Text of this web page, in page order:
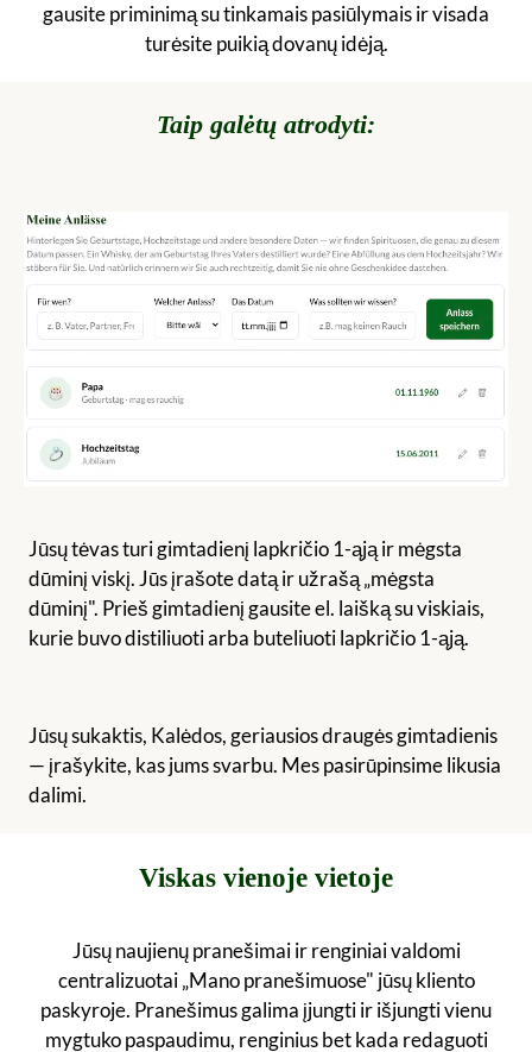
gausite priminimą su tinkamais pasiūlymais ir visada
turėsite puikią dovanų idėją.
Taip galėtų atrodyti:
Jūsų tėvas turi gimtadienį lapkričio 1-ąją ir mėgsta
dūminį viskį. Jūs įrašote datą ir užrašą „mėgsta
dūminį". Prieš gimtadienį gausite el. laišką su viskiais,
kurie buvo distiliuoti arba buteliuoti lapkričio 1-ąją.
Jūsų sukaktis, Kalėdos, geriausios draugės gimtadienis
— įrašykite, kas jums svarbu. Mes pasirūpinsime likusia
dalimi.
Viskas vienoje vietoje
Jūsų naujienų pranešimai ir renginiai valdomi
centralizuotai „Mano pranešimuose" jūsų kliento
paskyroje. Pranešimus galima įjungti ir išjungti vienu
mygtuko paspaudimu, renginius bet kada redaguoti